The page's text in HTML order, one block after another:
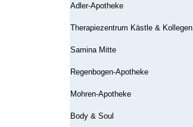
Adler-Apotheke
Therapiezentrum Kästle & Kollegen
Samina Mitte
Regenbogen-Apotheke
Mohren-Apotheke
Body & Soul